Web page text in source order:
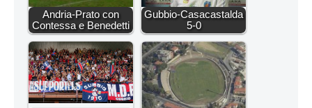
Andria-Prato con
Contessa e Benedetti
Gubbio-Casacastalda
5-0